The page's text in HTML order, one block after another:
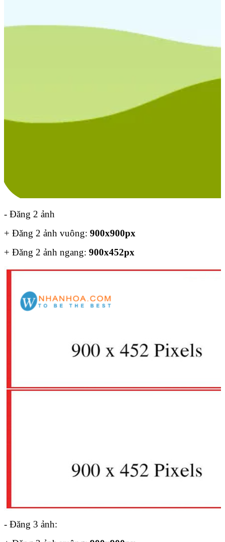
- Đăng 2 ảnh
+ Đăng 2 ảnh vuông: 900x900px
+ Đăng 2 ảnh ngang: 900x452px
- Đăng 3 ảnh: